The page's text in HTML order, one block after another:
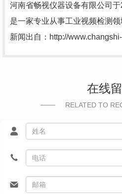
河南省畅视仪器设备有限公司
是一家专业从事工业视频检测
新闻出自：http://www.changshi-
在线
RELATED TO